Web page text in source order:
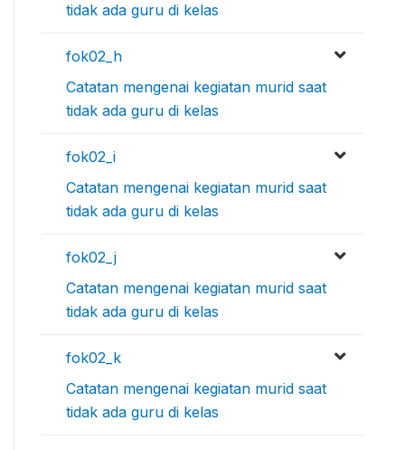
tidak ada guru di kelas
fok02_h
Catatan mengenai kegiatan murid saat
tidak ada guru di kelas
fok02_i
Catatan mengenai kegiatan murid saat
tidak ada guru di kelas
fok02_j
Catatan mengenai kegiatan murid saat
tidak ada guru di kelas
fok02_k
Catatan mengenai kegiatan murid saat
tidak ada guru di kelas